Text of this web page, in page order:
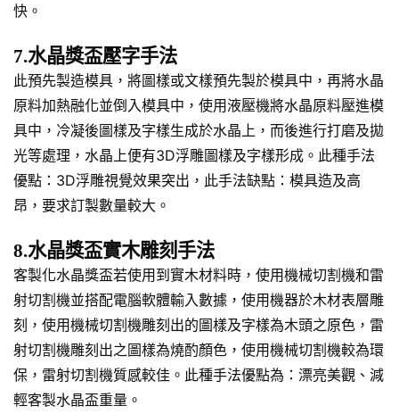
快。
7.水晶獎盃壓字手法
此預先製造模具，將圖樣或文樣預先製於模具中，再將水晶
原料加熱融化並倒入模具中，使用液壓機將水晶原料壓進模
具中，冷凝後圖樣及字樣生成於水晶上，而後進行打磨及拋
光等處理，水晶上便有3D浮雕圖樣及字樣形成。此種手法
優點：3D浮雕視覺效果突出，此手法缺點：模具造及高
昂，要求訂製數量較大。
8.水晶獎盃實木雕刻手法
客製化水晶獎盃若使用到實木材料時，使用機械切割機和雷
射切割機並搭配電腦軟體輸入數據，使用機器於木材表層雕
刻，使用機械切割機雕刻出的圖樣及字樣為木頭之原色，雷
射切割機雕刻出之圖樣為燒酌顏色，使用機械切割機較為環
保，雷射切割機質感較佳。此種手法優點為：漂亮美觀、減
輕客製水晶盃重量。